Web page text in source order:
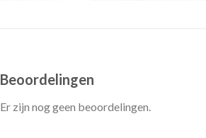
Beoordelingen
Er zijn nog geen beoordelingen.